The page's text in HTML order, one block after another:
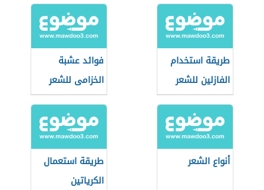
طريقة استخدام
الفازلين للشعر
فوائد عشبة
الخزامى للشعر
أنواع الشعر
طريقة استعمال
الكرياتين